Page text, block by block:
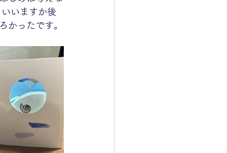
いますか後
かったです。